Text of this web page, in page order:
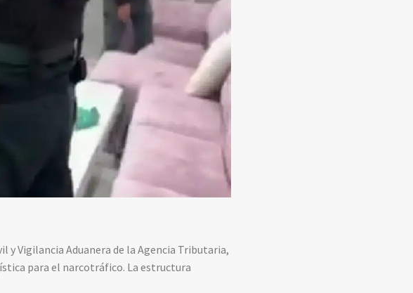
y Vigilancia Aduanera de la Agencia Tributaria,
para el narcotráfico. La estructura